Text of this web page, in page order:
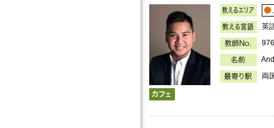
英
両